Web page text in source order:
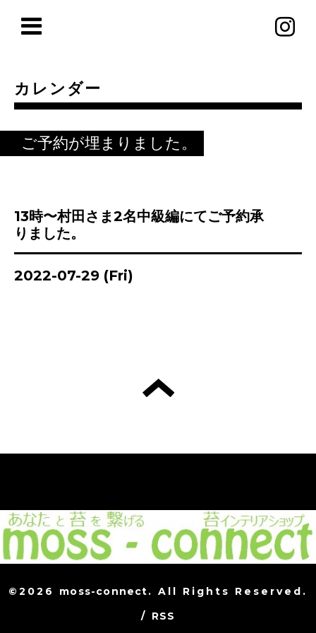
カレンダー
ご予約が埋まりました。
13時〜村田さま2名中級編にてご予約承
りました。
2022-07-29 (Fri)
©2026 moss-connect. All Rights Reserved.
/ RSS